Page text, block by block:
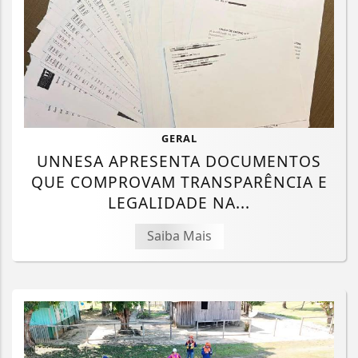
GERAL
UNNESA APRESENTA DOCUMENTOS
QUE COMPROVAM TRANSPARÊNCIA E
LEGALIDADE NA...
Saiba Mais